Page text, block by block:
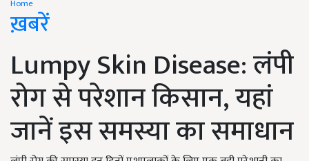
Home
ख़बरें
Lumpy Skin Disease: लंपी
रोग से परेशान किसान, यहां
जानें इस समस्या का समाधान